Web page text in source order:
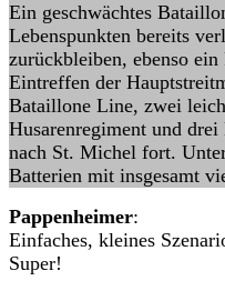
Ein geschwächtes
Lebenspunkten bereits
zurückbleiben, ebenso
Eintreffen der
Bataillone Line, zwei
Husarenregiment und
nach St. Michel fort.
Batterien mit insgesamt
Pappenheimer:
Einfaches, kleines
Super!